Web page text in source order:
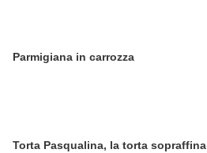
Parmigiana in carrozza
Torta Pasqualina, la torta sopraffina